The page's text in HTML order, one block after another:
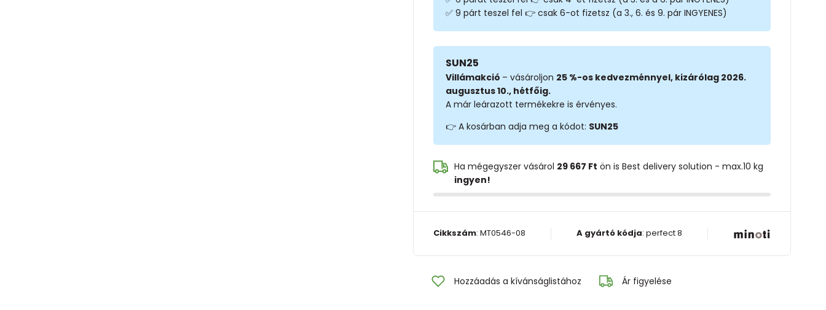
✅ 9 párt teszel fel 👉 csak 6-ot fizetsz (a 3., 6. és 9. pár INGYENES)
SUN25
Villámakció – vásároljon 25 %-os kedvezménnyel, kizárólag 2026.
augusztus 10., hétfőig.
A már leárazott termékekre is érvényes.
👉 A kosárban adja meg a kódot: SUN25
Ha mégegyszer vásárol 29 667 Ft ön is Best delivery solution - max.10 kg
ingyen!
Cikkszám: MT0546-08 A gyártó kódja: perfect 8
Hozzáadás a kívánságlistához Ár figyelése